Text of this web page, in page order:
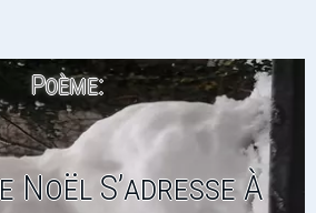
Poème:
Noël S’adresse À